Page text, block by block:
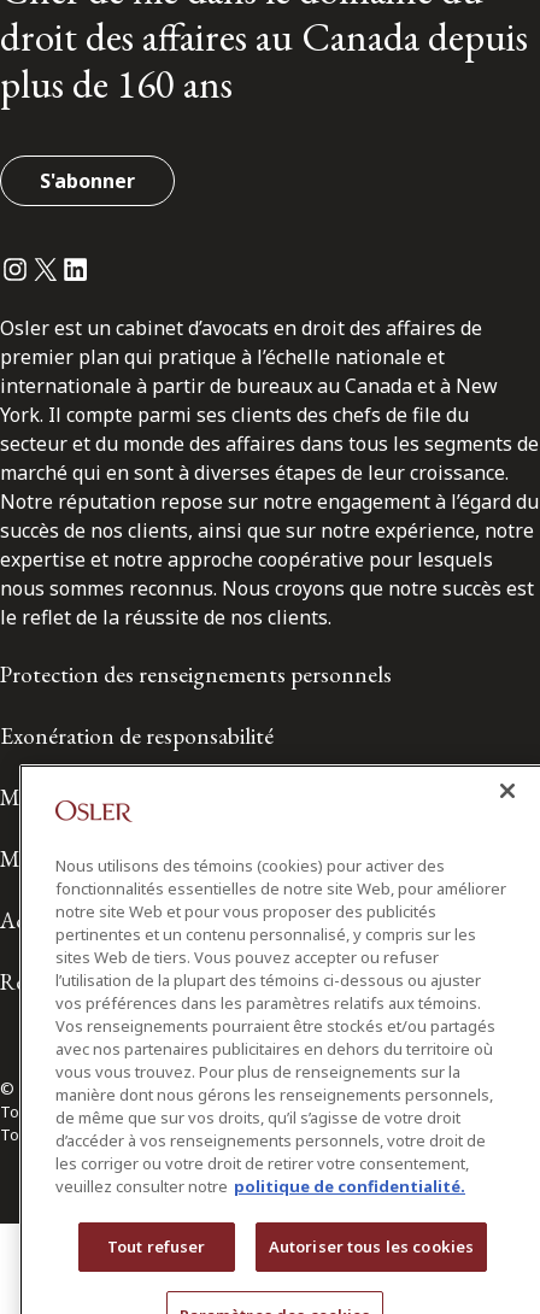
droit des affaires au Canada depuis
plus de 160 ans
S'abonner
Instagram
Twitter
LinkedIn
Osler est un cabinet d’avocats en droit des affaires de
premier plan qui pratique à l’échelle nationale et
internationale à partir de bureaux au Canada et à New
York. Il compte parmi ses clients des chefs de file du
secteur et du monde des affaires dans tous les segments de
marché qui en sont à diverses étapes de leur croissance.
Notre réputation repose sur notre engagement à l’égard du
succès de nos clients, ainsi que sur notre expérience, notre
expertise et notre approche coopérative pour lesquels
nous sommes reconnus. Nous croyons que notre succès est
le reflet de la réussite de nos clients.
Protection des renseignements personnels
Exonération de responsabilité
Modalités de prestation de services
Modalités d'utilisation
Accessibilité
Relations avec les médias
© 2026 Osler, Hoskin & Harcourt S.E.N.C.R.L./s.r.l.
Tous droits réservés
Toronto | Montréal | Calgary | Vancouver | Ottawa | New York
Nous utilisons des témoins (cookies) pour activer des
fonctionnalités essentielles de notre site Web, pour améliorer
notre site Web et pour vous proposer des publicités
pertinentes et un contenu personnalisé, y compris sur les
sites Web de tiers. Vous pouvez accepter ou refuser
l’utilisation de la plupart des témoins ci-dessous ou ajuster
vos préférences dans les paramètres relatifs aux témoins.
Vos renseignements pourraient être stockés et/ou partagés
avec nos partenaires publicitaires en dehors du territoire où
vous vous trouvez. Pour plus de renseignements sur la
manière dont nous gérons les renseignements personnels,
de même que sur vos droits, qu’il s’agisse de votre droit
d’accéder à vos renseignements personnels, votre droit de
les corriger ou votre droit de retirer votre consentement,
veuillez consulter notre politique de confidentialité.
Tout refuser Autoriser tous les cookies